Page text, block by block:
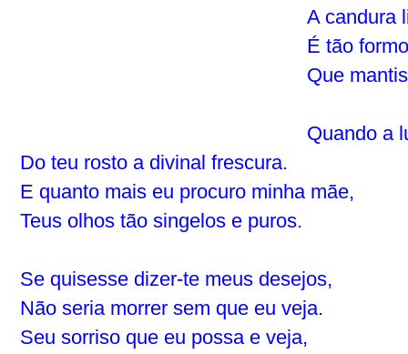
A candura
É tão
Que
Quando a
Do teu rosto a divinal frescura.
E quanto mais eu procuro minha mãe,
Teus olhos tão singelos e puros.
Se quisesse dizer-te meus desejos,
Não seria morrer sem que eu veja.
Seu sorriso que eu possa e veja,